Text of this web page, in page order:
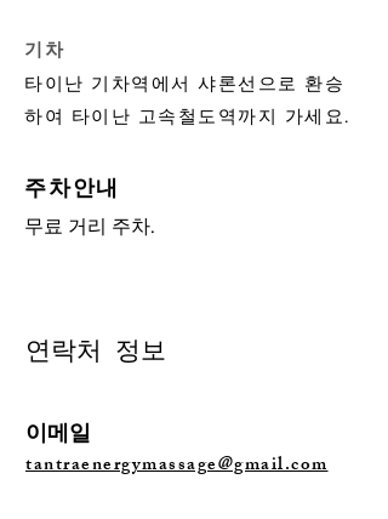
기차
타이난 기차역에서 샤론선으로 환승
하여 타이난 고속철도역까지 가세요.
주차안내
무료 거리 주차.
연락처 정보
이메일
tantraenergymassage@gmail.com